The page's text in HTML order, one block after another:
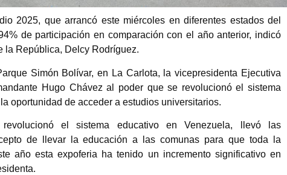
2025, que arrancó este miércoles en diferentes estados del
de participación en comparación con el año anterior, indicó
la República, Delcy Rodríguez.
Simón Bolívar, en La Carlota, la vicepresidenta Ejecutiva
Hugo Chávez al poder que se revolucionó el sistema
oportunidad de acceder a estudios universitarios.
el sistema educativo en Venezuela, llevó las
de llevar la educación a las comunas para que toda la
año esta expoferia ha tenido un incremento significativo en